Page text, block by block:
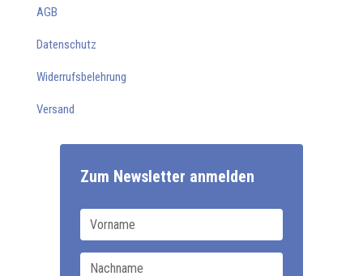
AGB
Datenschutz
Widerrufsbelehrung
Versand
Zum Newsletter anmelden